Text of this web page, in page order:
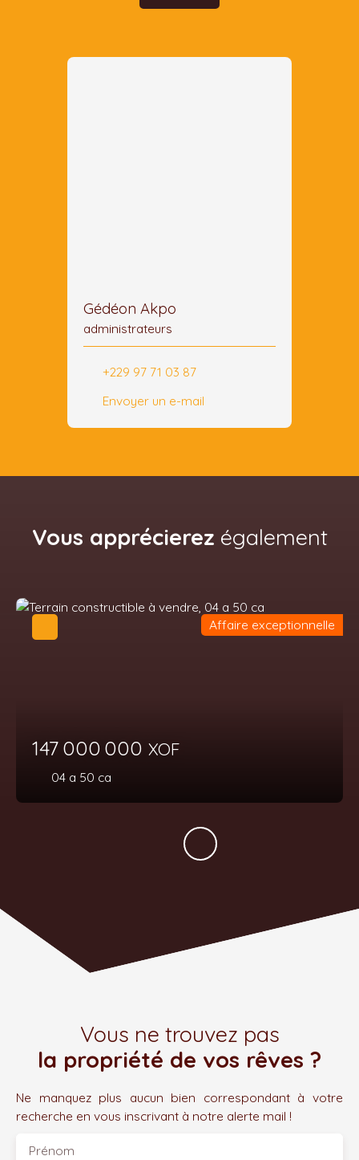
Gédéon Akpo
administrateurs
+229 97 71 03 87
Envoyer un e-mail
Vous apprécierez également
147 000 000 XOF
04 a 50 ca
Affaire exceptionnelle
Vous ne trouvez pas
la propriété de vos rêves ?
Ne manquez plus aucun bien correspondant à votre
recherche en vous inscrivant à notre alerte mail !
Prénom